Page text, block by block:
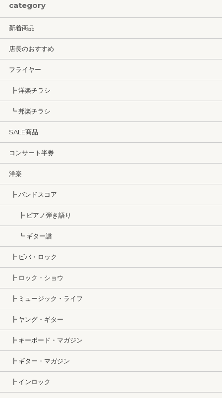
category
新着商品
店長のおすすめ
フライヤー
┣ 洋楽チラシ
┗ 邦楽チラシ
SALE商品
コンサート半券
洋楽
┣ バンドスコア
┣ ピアノ弾き語り
┗ ギター譜
┣ ビバ・ロック
┣ ロック・ショウ
┣ ミュージック・ライフ
┣ ヤング・ギター
┣ キーボード・マガジン
┣ ギター・マガジン
┣ インロック